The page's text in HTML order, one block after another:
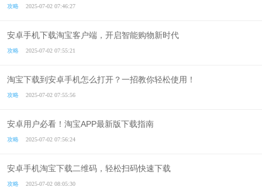
攻略 2025-07-02 07:46:27
安卓手机下载淘宝客户端，开启智能购物新时代
攻略 2025-07-02 07:55:21
淘宝下载到安卓手机怎么打开？一招教你轻松使用！
攻略 2025-07-02 07:55:56
安卓用户必看！淘宝APP最新版下载指南
攻略 2025-07-02 07:56:24
安卓手机淘宝下载二维码，轻松扫码快速下载
攻略 2025-07-02 08:05:30